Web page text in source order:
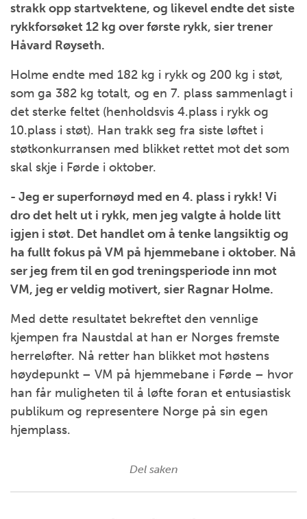
strakk opp startvektene, og likevel endte det siste
rykkforsøket 12 kg over første rykk, sier trener
Håvard Røyseth.
Holme endte med 182 kg i rykk og 200 kg i støt,
som ga 382 kg totalt, og en 7. plass sammenlagt i
det sterke feltet (henholdsvis 4.plass i rykk og
10.plass i støt). Han trakk seg fra siste løftet i
støtkonkurransen med blikket rettet mot det som
skal skje i Førde i oktober.
- Jeg er superfornøyd med en 4. plass i rykk! Vi
dro det helt ut i rykk, men jeg valgte å holde litt
igjen i støt. Det handlet om å tenke langsiktig og
ha fullt fokus på VM på hjemmebane i oktober. Nå
ser jeg frem til en god treningsperiode inn mot
VM, jeg er veldig motivert, sier Ragnar Holme.
Med dette resultatet bekreftet den vennlige
kjempen fra Naustdal at han er Norges fremste
herreløfter. Nå retter han blikket mot høstens
høydepunkt – VM på hjemmebane i Førde – hvor
han får muligheten til å løfte foran et entusiastisk
publikum og representere Norge på sin egen
hjemplass.
Del saken